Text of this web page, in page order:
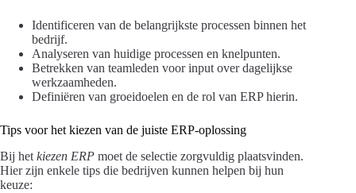
Identificeren van de belangrijkste processen binnen het
bedrijf.
Analyseren van huidige processen en knelpunten.
Betrekken van teamleden voor input over dagelijkse
werkzaamheden.
Definiëren van groeidoelen en de rol van ERP hierin.
Tips voor het kiezen van de juiste ERP-oplossing
Bij het kiezen ERP moet de selectie zorgvuldig plaatsvinden.
Hier zijn enkele tips die bedrijven kunnen helpen bij hun
keuze: